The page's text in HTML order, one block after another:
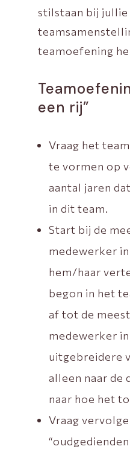
stilstaan bij jullie
teamoefening
een rij”
Vraag het
te vormen op
aantal jaren
in dit team.
Start bij de
medewerker
hem/haar
begon in het
af tot de
medewerker
uitgebreidere
alleen naar de
naar hoe het
Vraag